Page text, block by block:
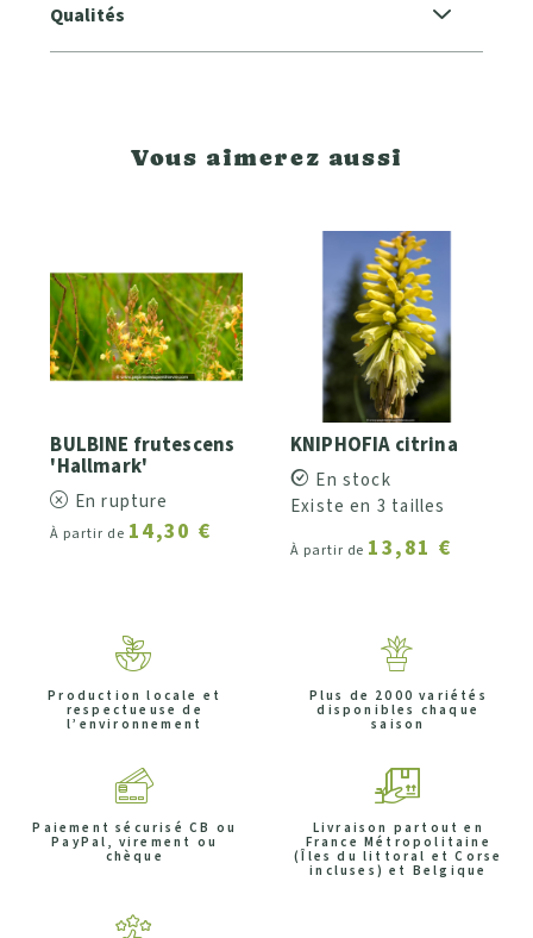
Qualités
Vous aimerez aussi
BULBINE frutescens
'Hallmark'
En rupture
À partir de 14,30 €
KNIPHOFIA citrina
En stock
Existe en 3 tailles
À partir de 13,81 €
Production locale et
respectueuse de
l’environnement
Plus de 2000 variétés
disponibles chaque
saison
Paiement sécurisé CB ou
PayPal, virement ou
chèque
Livraison partout en
France Métropolitaine
(Îles du littoral et Corse
incluses) et Belgique